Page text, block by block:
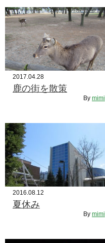
2017.04.28
鹿の街を散策
By mimi
2016.08.12
夏休み
By mimi